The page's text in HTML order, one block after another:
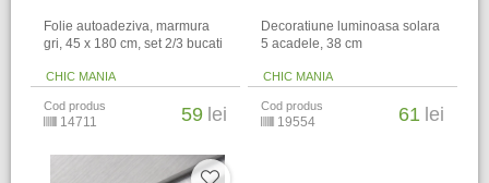
Folie autoadeziva, marmura
gri, 45 x 180 cm, set 2/3 bucati
CHIC MANIA
Cod produs
14711 59 lei
Decoratiune luminoasa solara
5 acadele, 38 cm
CHIC MANIA
Cod produs
19554 61 lei